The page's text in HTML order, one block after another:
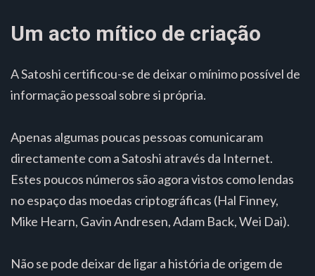
Um acto mítico de criação
A Satoshi certificou-se de deixar o mínimo possível de
informação pessoal sobre si própria.
Apenas algumas poucas pessoas comunicaram
directamente com a Satoshi através da Internet.
Estes poucos números são agora vistos como lendas
no espaço das moedas criptográficas (Hal Finney,
Mike Hearn, Gavin Andresen, Adam Back, Wei Dai).
Não se pode deixar de ligar a história de origem de